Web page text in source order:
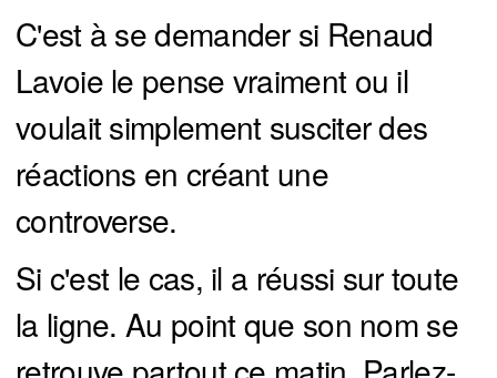
C'est à se demander si Renaud
Lavoie le pense vraiment ou il
voulait simplement susciter des
réactions en créant une
controverse.
Si c'est le cas, il a réussi sur toute
la ligne. Au point que son nom se